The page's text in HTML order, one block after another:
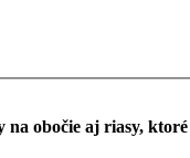
na obočie aj riasy,